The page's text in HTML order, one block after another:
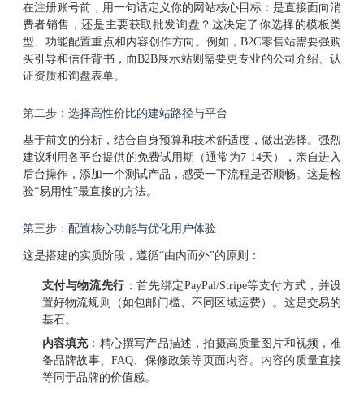
在注册账号前，用一句话定义你的网站核心目标：是直接面向消
费者销售，还是主要获取批发询盘？这决定了你选择的模板类
型、功能配置重点和内容创作方向。例如，B2C零售站需要强购
买引导和信任背书，而B2B展示站则需要更专业的公司介绍、认
证资质和询盘表单。
第二步：选择高性价比的建站路径与平台
基于前文的分析，结合自身预算和技术舒适度，做出选择。强烈
建议利用各平台提供的免费试用期（通常为7-14天），亲自进入
后台操作，添加一个测试产品，感受一下流程是否顺畅。这是检
验“易用性”最直接的方法。
第三步：配置核心功能与优化用户体验
这是搭建的实质阶段，遵循“由内而外”的原则：
支付与物流先行：首先绑定PayPal/Stripe等支付方式，并设
置好物流规则（如包邮门槛、不同区域运费）。这是交易的
基石。
内容填充：精心撰写产品描述，拍摄高质量图片和视频，准
备品牌故事、FAQ、保修政策等页面内容。内容的质量直接
等同于品牌的价值感。